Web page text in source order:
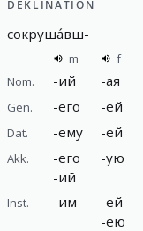
DEKLINATION
сокруша́вш-
m f
Nom.
-ий -ая
Gen. -его -ей
Dat. -ему -ей
Akk. -его
-ий
-ую
Inst. -им -ей
-ею